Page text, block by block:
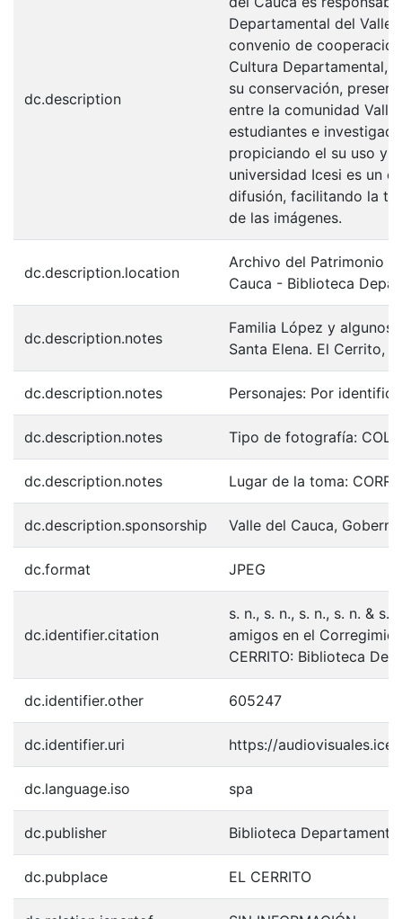
dc.description
Departamental del Valle
convenio de
Cultura Departamental,
su conservación,
entre la comunidad
estudiantes e
propiciando el su uso y
universidad Icesi es un
difusión, facilitando la
de las imágenes.
dc.description.location
Archivo del Patrimonio
Cauca - Biblioteca
dc.description.notes
Familia López y algunos
Santa Elena. El Cerrito,
dc.description.notes Personajes: Por
dc.description.notes Tipo de fotografía:
dc.description.notes Lugar de la toma:
dc.description.sponsorship Valle del Cauca,
dc.format JPEG
dc.identifier.citation
s. n., s. n., s. n., s. n. &
amigos en el
CERRITO: Biblioteca
dc.identifier.other 605247
dc.identifier.uri https://
dc.language.iso spa
dc.publisher Biblioteca
dc.pubplace EL CERRITO